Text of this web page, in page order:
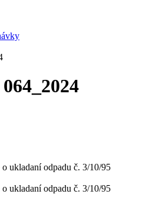
ukladaní odpadu č. 3/10/95
ukladaní odpadu č. 3/10/95